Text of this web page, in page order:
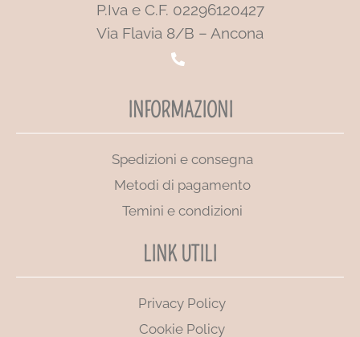
P.Iva e C.F. 02296120427
Via Flavia 8/B – Ancona
INFORMAZIONI
Spedizioni e consegna
Metodi di pagamento
Temini e condizioni
LINK UTILI
Privacy Policy
Cookie Policy